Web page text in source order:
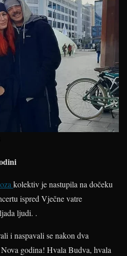
kolektiv je nastupila na dočeku
ispred Vječne vatre
ljudi. .
i naspavali se nakon dva
godina! Hvala Budva, hvala